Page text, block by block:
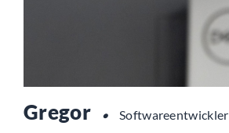
Gregor • Softwareentwickler